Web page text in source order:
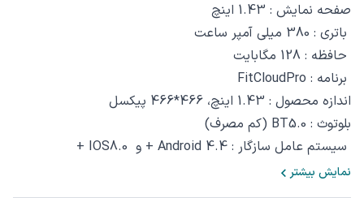
صفحه نمایش : 1.43 اینچ
باتری : 380 میلی آمپر ساعت
حافظه : 128 مگابایت
برنامه : FitCloudPro
اندازه محصول : 1.43 اینچ، 466*466 پیکسل
بلوتوث : BT5.0 (کم مصرف)
سیستم عامل سازگار : Android 4.4 + و IOS8.0 +
نمایش بیشتر